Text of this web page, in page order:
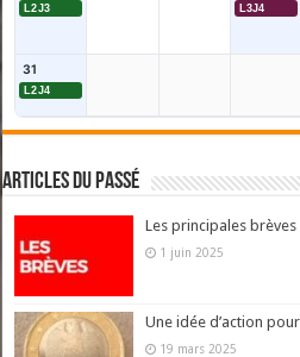
L2J3 L3J4
31
L2J4
Articles du passé
Les principales
1 juin 2025
Une idée d’action pour
19 mars 2025